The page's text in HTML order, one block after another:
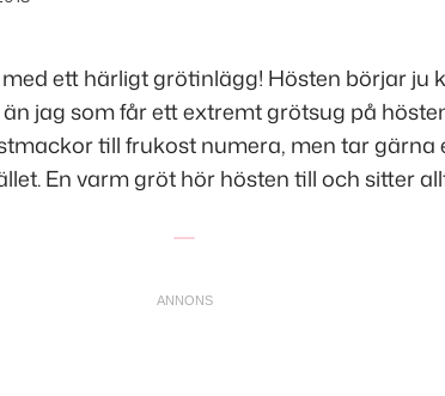
ett härligt grötinlägg! Hösten börjar ju
jag som får ett extremt grötsug på
till frukost numera, men tar gärna
En varm gröt hör hösten till och sitter